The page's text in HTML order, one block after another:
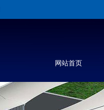
网站首页